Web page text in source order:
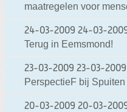
maatregelen voor
24-03-2009 24-03-
Terug in Eemsmond!
23-03-2009 23-03-2009
PerspectieF bij
20-03-2009 20-03-